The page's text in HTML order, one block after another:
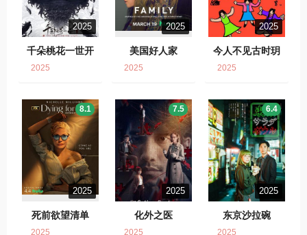
2025
千朵桃花一世开
2025
2025
美国好人家
2025
2025
今人不见古时玥
2025
2025
死前欲望清单
8.1
2025
2025
化外之医
7.5
2025
2025
东京沙拉碗
6.4
2025